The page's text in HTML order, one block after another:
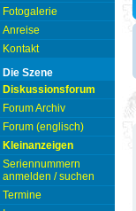
Fotogalerie
Anreise
Kontakt
Die Szene
Diskussionsforum
Forum Archiv
Forum (englisch)
Kleinanzeigen
Seriennummern
anmelden / suchen
Termine